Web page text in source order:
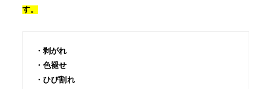
す。
・剥がれ
・色褪せ
・ひび割れ